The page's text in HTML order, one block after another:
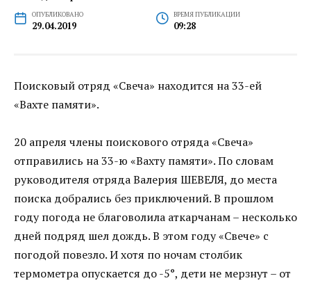
ОПУБЛИКОВАНО
29.04.2019
ВРЕМЯ ПУБЛИКАЦИИ
09:28
Поисковый отряд «Свеча» находится на 33-ей
«Вахте памяти».
20 апреля члены поискового отряда «Свеча»
отправились на 33-ю «Вахту памяти». По словам
руководителя отряда Валерия ШЕВЕЛЯ, до места
поиска добрались без приключений. В прошлом
году погода не благоволила аткарчанам – несколько
дней подряд шел дождь. В этом году «Свече» с
погодой повезло. И хотя по ночам столбик
термометра опускается до -5°, дети не мерзнут – от